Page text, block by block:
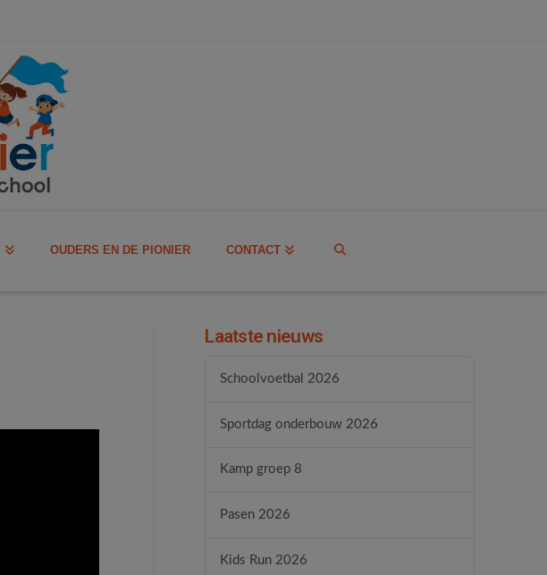
OUDERS EN DE PIONIER CONTACT
Laatste nieuws
Schoolvoetbal 2026
Sportdag onderbouw 2026
Kamp groep 8
Pasen 2026
Kids Run 2026